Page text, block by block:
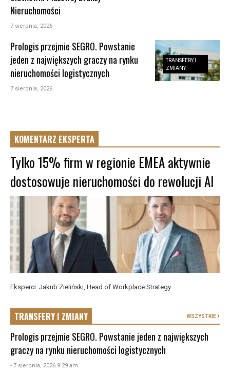
Nieruchomości
7 sierpnia, 2026
TRANSFERY I
ZMIANY
Prologis przejmie SEGRO. Powstanie
jeden z największych graczy na rynku
nieruchomości logistycznych
7 sierpnia, 2026
KOMENTARZ EKSPERTA
Tylko 15% firm w regionie EMEA aktywnie
dostosowuje nieruchomości do rewolucji AI
Eksperci: Jakub Zieliński, Head of Workplace Strategy ...
TRANSFERY I ZMIANY WSZYSTKIE
Prologis przejmie SEGRO. Powstanie jeden z największych
graczy na rynku nieruchomości logistycznych
- 7 sierpnia, 2026 9:29 am